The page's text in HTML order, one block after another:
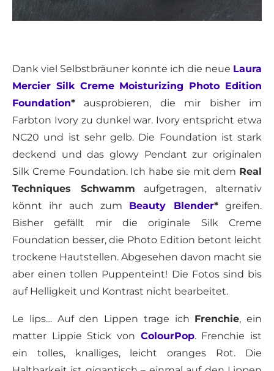
Dank viel Selbstbräuner konnte ich die neue Laura
Mercier Silk Creme Moisturizing Photo Edition
Foundation* ausprobieren, die mir bisher im
Farbton Ivory zu dunkel war. Ivory entspricht etwa
NC20 und ist sehr gelb. Die Foundation ist stark
deckend und das glowy Pendant zur originalen
Silk Creme Foundation. Ich habe sie mit dem Real
Techniques Schwamm aufgetragen, alternativ
könnt ihr auch zum Beauty Blender*greifen.
Bisher gefällt mir die originale Silk Creme
Foundation besser, die Photo Edition betont leicht
trockene Hautstellen. Abgesehen davon macht sie
aber einen tollen Puppenteint! Die Fotos sind bis
auf Helligkeit und Kontrast nicht bearbeitet.
Le lips… Auf den Lippen trage ich Frenchie, ein
matter Lippie Stick von ColourPop. Frenchie ist
ein tolles, knalliges, leicht oranges Rot. Die